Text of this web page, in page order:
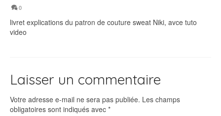
0
livret explications du patron de couture sweat Niki, avce tuto
video
Laisser un commentaire
Votre adresse e-mail ne sera pas publiée. Les champs
obligatoires sont indiqués avec *